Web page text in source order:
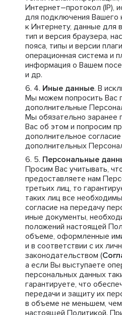
Интернет–протокол (IP),
для подключения Вашего
к Интернету, данные для
тип и версия браузера,
пояса, типы и версии
операционная система и
информация о Вашем
и др.
Иные данные. В
Мы можем попросить Вас
дополнительные
Мы обязательно заранее
Вас об этом и попросим
дополнительное
дополнительных
Персональные
Просим Вас учитывать,
предоставляете нам
третьих лиц, то
таких лиц все
согласие на передачу
иные документы,
положений настоящей
объеме, оформленные
и в соответствии с их
законодательством (
а если Вы выступаете
персональных данных
гарантируете, что
передачи и защиту их
в объеме не меньшем,
настоящей Политикой.